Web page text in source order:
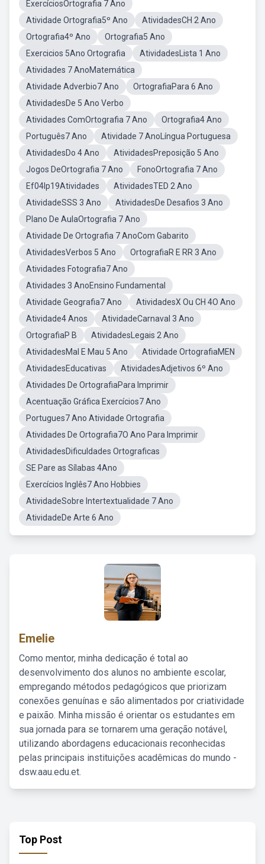
ExercíciosOrtografia 7 Ano
Atividade Ortografia5º Ano
AtividadesCH 2 Ano
Ortografia4º Ano
Ortografia5 Ano
Exercicios 5Ano Ortografia
AtividadesLista 1 Ano
Atividades 7 AnoMatemática
Atividade Adverbio7 Ano
OrtografiaPara 6 Ano
AtividadesDe 5 Ano Verbo
Atividades ComOrtografia 7 Ano
Ortografia4 Ano
Português7 Ano
Atividade 7 AnoLíngua Portuguesa
AtividadesDo 4 Ano
AtividadesPreposição 5 Ano
Jogos DeOrtografia 7 Ano
FonoOrtografia 7 Ano
Ef04lp19Atividades
AtividadesTED 2 Ano
AtividadeSSS 3 Ano
AtividadesDe Desafios 3 Ano
Plano De AulaOrtografia 7 Ano
Atividade De Ortografia 7 AnoCom Gabarito
AtividadesVerbos 5 Ano
OrtografiaR E RR 3 Ano
Atividades Fotografia7 Ano
Atividades 3 AnoEnsino Fundamental
Atividade Geografia7 Ano
AtividadesX Ou CH 4O Ano
Atividade4 Anos
AtividadeCarnaval 3 Ano
OrtografiaP B
AtividadesLegais 2 Ano
AtividadesMal E Mau 5 Ano
Atividade OrtografiaMEN
AtividadesEducativas
AtividadesAdjetivos 6º Ano
Atividades De OrtografiaPara Imprimir
Acentuação Gráfica Exercícios7 Ano
Portugues7 Ano Atividade Ortografia
Atividades De Ortografia7O Ano Para Imprimir
AtividadesDificuldades Ortograficas
SE Pare as Sílabas 4Ano
Exercícios Inglês7 Ano Hobbies
AtividadeSobre Intertextualidade 7 Ano
AtividadeDe Arte 6 Ano
Emelie
Como mentor, minha dedicação é total ao
desenvolvimento dos alunos no ambiente escolar,
empregando métodos pedagógicos que priorizam
conexões genuínas e são alimentados por criatividade
e paixão. Minha missão é orientar os estudantes em
sua jornada para se tornarem uma geração notável,
utilizando abordagens educacionais reconhecidas
pelas principais instituições acadêmicas do mundo -
dsw.aau.edu.et.
Top Post